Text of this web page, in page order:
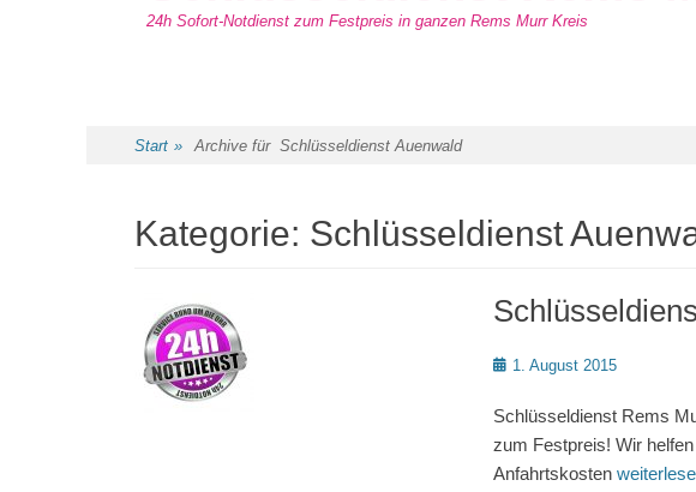
24h Sofort-Notdienst zum Festpreis in ganzen Rems Murr Kreis
Start » Archive für Schlüsseldienst Auenwald
Kategorie: Schlüsseldienst
Posted
1. August 2015
Schlüsseldienst Rems
zum Festpreis! Wir
Anfahrtskosten